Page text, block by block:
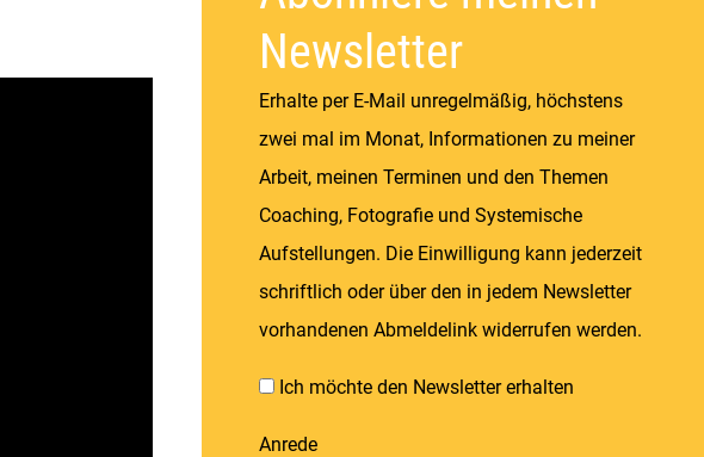
Newsletter
Erhalte per E-Mail unregelmäßig, höchstens
zwei mal im Monat, Informationen zu meiner
Arbeit, meinen Terminen und den Themen
Coaching, Fotografie und Systemische
Aufstellungen. Die Einwilligung kann jederzeit
schriftlich oder über den in jedem Newsletter
vorhandenen Abmeldelink widerrufen werden.
Ich möchte den Newsletter erhalten
Anrede